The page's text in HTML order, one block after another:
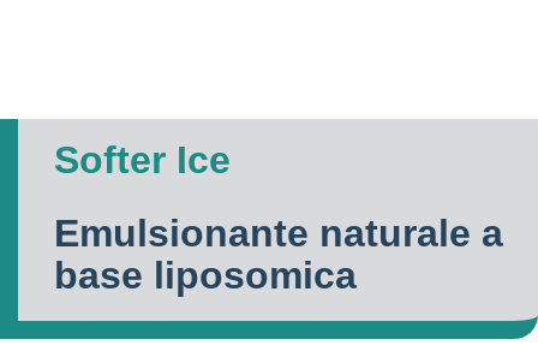
Softer Ice
Emulsionante naturale a
base liposomica